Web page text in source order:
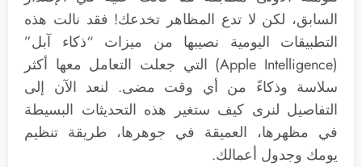
السابق، لكن لا تدع المظاهر تخدعك! فقد نالت هذه
التطبيقات اليومية نصيبها من ميزات “ذكاء آبل”
(Apple Intelligence) التي جعلت التعامل معها أكثر
سلاسة وذكاءً من أي وقت مضى. لنعد الآن إلى
التفاصيل لنرى كيف ستغير هذه التحديثات البسيطة
في مظهرها، العميقة في جوهرها، طريقة تنظيم
يومك وجدول أعمالك.